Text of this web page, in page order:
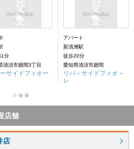
分
清須市廻間3丁目
サイドフィオー
アパート
新清洲駅
徒歩20分
愛知県清須市廻間
リバ－サイドフィオ－
レ
店舗
店